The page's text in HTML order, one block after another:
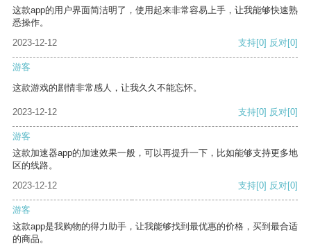
这款app的用户界面简洁明了，使用起来非常容易上手，让我能够快速熟
悉操作。
2023-12-12
支持[0] 反对[0]
游客
这款游戏的剧情非常感人，让我久久不能忘怀。
2023-12-12 支持[0] 反对[0]
游客
这款加速器app的加速效果一般，可以再提升一下，比如能够支持更多地
区的线路。
2023-12-12
支持[0] 反对[0]
游客
这款app是我购物的得力助手，让我能够找到最优惠的价格，买到最合适
的商品。